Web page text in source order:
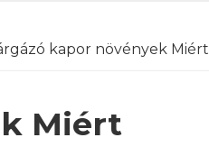
kapor növények
Miért